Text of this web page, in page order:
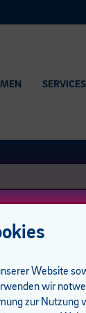
SERVICES
Website
wir
zur Nutzung